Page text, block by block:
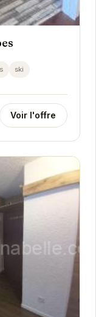
ski
Voir l'offre